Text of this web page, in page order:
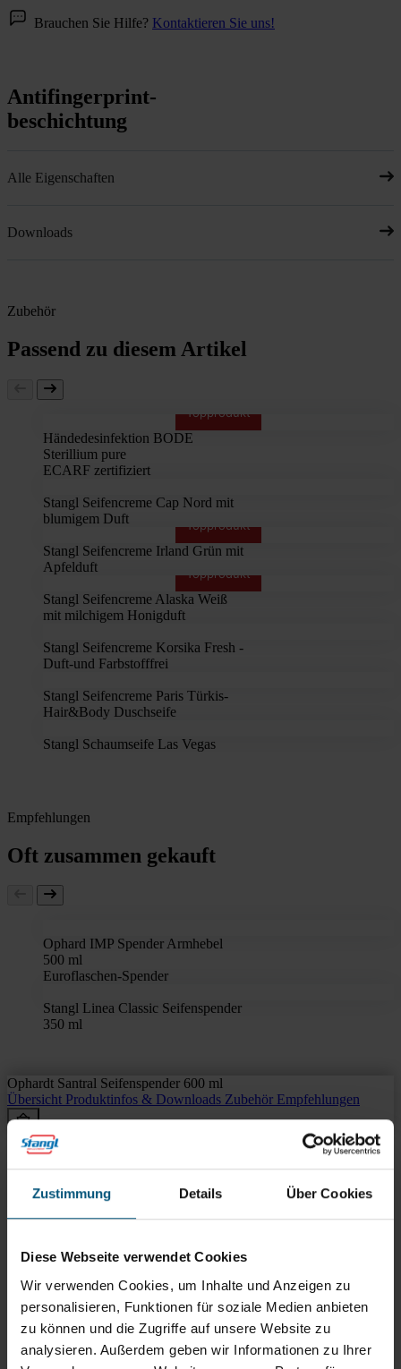
Zustimmung Details Über Cookies
Diese Webseite verwendet Cookies
Wir verwenden Cookies, um Inhalte und Anzeigen zu
personalisieren, Funktionen für soziale Medien anbieten
zu können und die Zugriffe auf unsere Website zu
analysieren. Außerdem geben wir Informationen zu Ihrer
Brauchen Sie Hilfe? Kontaktieren Sie uns!
Antifingerprint-
beschichtung
Alle Eigenschaften
Downloads
Zubehör
Passend zu diesem Artikel
Topprodukt
Händedesinfektion BODE
Sterillium pure
ECARF zertifiziert
Stangl Seifencreme Cap Nord mit
blumigem Duft
Topprodukt
Stangl Seifencreme Irland Grün mit
Apfelduft
Topprodukt
Stangl Seifencreme Alaska Weiß
mit milchigem Honigduft
Stangl Seifencreme Korsika Fresh -
Duft-und Farbstofffrei
Stangl Seifencreme Paris Türkis-
Hair&Body Duschseife
Stangl Schaumseife Las Vegas
Empfehlungen
Oft zusammen gekauft
Ophard IMP Spender Armhebel
500 ml
Euroflaschen-Spender
Stangl Linea Classic Seifenspender
350 ml
Ophardt Santral Seifenspender 600 ml
Übersicht Produktinfos & Downloads Zubehör Empfehlungen
Rein aus Prinzip.